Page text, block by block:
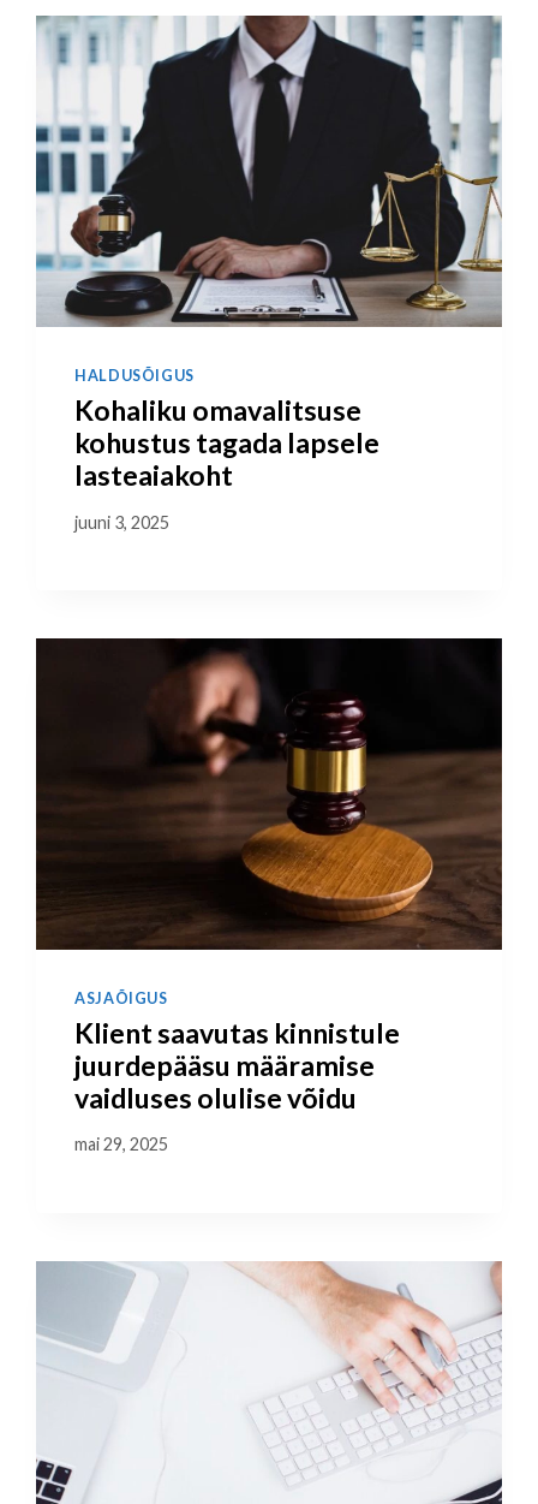
HALDUSÕIGUS
Kohaliku omavalitsuse
kohustus tagada lapsele
lasteaiakoht
juuni 3, 2025
ASJAÕIGUS
Klient saavutas kinnistule
juurdepääsu määramise
vaidluses olulise võidu
mai 29, 2025